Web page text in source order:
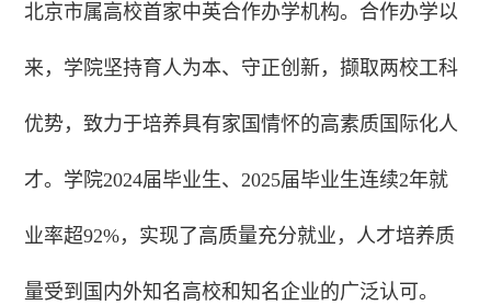
北京市属高校首家中英合作办学机构。合作办学以
来，学院坚持育人为本、守正创新，撷取两校工科
优势，致力于培养具有家国情怀的高素质国际化人
才。学院2024届毕业生、2025届毕业生连续2年就
业率超92%，实现了高质量充分就业，人才培养质
量受到国内外知名高校和知名企业的广泛认可。